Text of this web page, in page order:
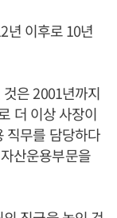
년 이후로 10년
은 2001년까지
더 이상 사장이
직무를 담당하다
산운용부문을